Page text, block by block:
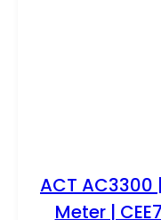
ACT AC3300
Meter |